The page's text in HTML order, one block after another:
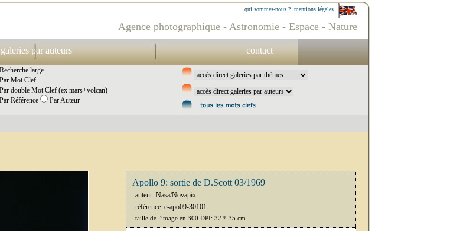
mentions légales
qui sommes-nous ?
Agence photographique - Astronomie - Espace - Nature
galeries par auteurs contact
Recherche large
Par Mot Clef
Par double Mot Clef (ex mars+volcan)
Par Référence
Par Auteur
Apollo 9: sortie de D.Scott 03/1969
auteur: Nasa/Novapix
référence: e-apo09-30101
taille de l'image en 300 DPI: 32 * 35 cm